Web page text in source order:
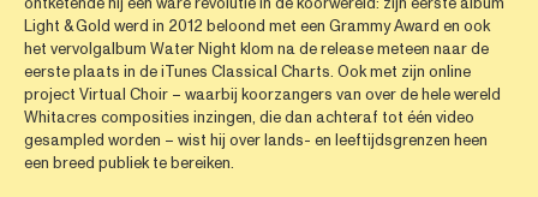
Light & Gold werd in 2012 beloond met een Grammy Award en ook
het vervolgalbum Water Night klom na de release meteen naar de
eerste plaats in de iTunes Classical Charts. Ook met zijn online
project Virtual Choir – waarbij koorzangers van over de hele wereld
Whitacres composities inzingen, die dan achteraf tot één video
gesampled worden – wist hij over lands- en leeftijdsgrenzen heen
een breed publiek te bereiken.